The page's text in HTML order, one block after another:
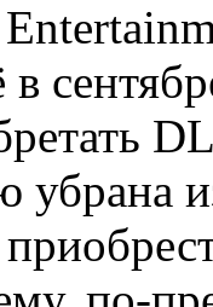
убрана